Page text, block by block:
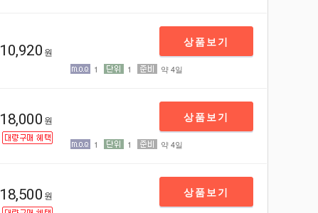
10,920 원
상품보기
1 1 약 4일
18,000 원 상품보기
1 1 약 4일
18,500 원 상품보기